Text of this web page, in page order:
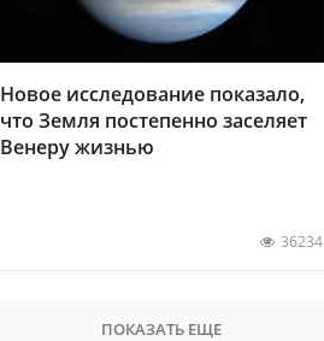
Новое исследование показало,
что Земля постепенно заселяет
Венеру жизнью
36234
ПОКАЗАТЬ ЕЩЕ